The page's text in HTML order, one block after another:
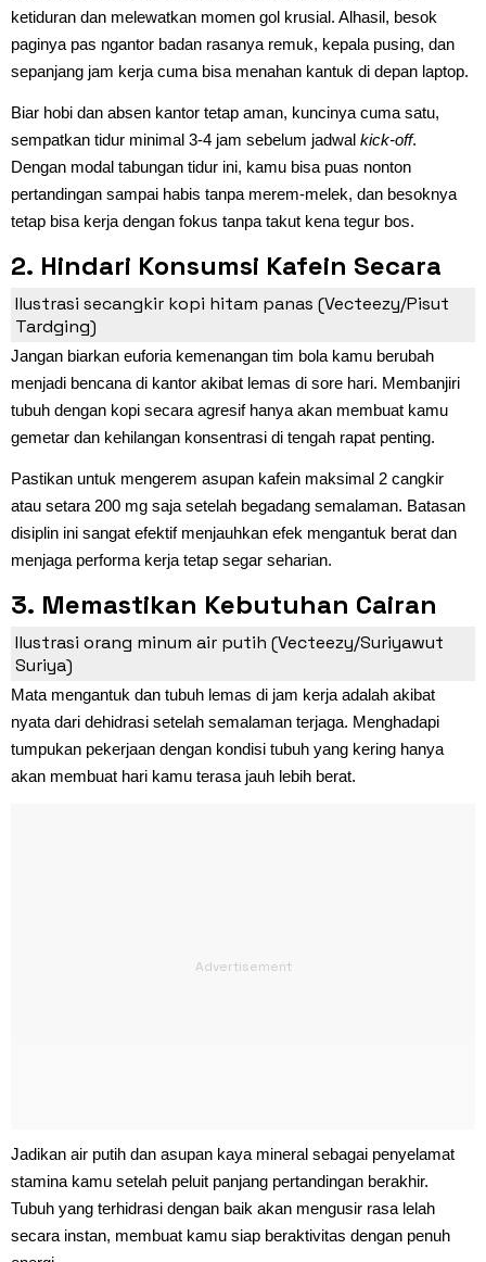
ketiduran dan melewatkan momen gol krusial. Alhasil, besok
paginya pas ngantor badan rasanya remuk, kepala pusing, dan
sepanjang jam kerja cuma bisa menahan kantuk di depan laptop.
Biar hobi dan absen kantor tetap aman, kuncinya cuma satu,
sempatkan tidur minimal 3-4 jam sebelum jadwal kick-off.
Dengan modal tabungan tidur ini, kamu bisa puas nonton
pertandingan sampai habis tanpa merem-melek, dan besoknya
tetap bisa kerja dengan fokus tanpa takut kena tegur bos.
2. Hindari Konsumsi Kafein Secara
Berlebihan
Ilustrasi secangkir kopi hitam panas (Vecteezy/Pisut
Tardging)
Jangan biarkan euforia kemenangan tim bola kamu berubah
menjadi bencana di kantor akibat lemas di sore hari. Membanjiri
tubuh dengan kopi secara agresif hanya akan membuat kamu
gemetar dan kehilangan konsentrasi di tengah rapat penting.
Pastikan untuk mengerem asupan kafein maksimal 2 cangkir
atau setara 200 mg saja setelah begadang semalaman. Batasan
disiplin ini sangat efektif menjauhkan efek mengantuk berat dan
menjaga performa kerja tetap segar seharian.
3. Memastikan Kebutuhan Cairan
Tubuh Tetap Tercukupi
Ilustrasi orang minum air putih (Vecteezy/Suriyawut
Suriya)
Mata mengantuk dan tubuh lemas di jam kerja adalah akibat
nyata dari dehidrasi setelah semalaman terjaga. Menghadapi
tumpukan pekerjaan dengan kondisi tubuh yang kering hanya
akan membuat hari kamu terasa jauh lebih berat.
Jadikan air putih dan asupan kaya mineral sebagai penyelamat
stamina kamu setelah peluit panjang pertandingan berakhir.
Tubuh yang terhidrasi dengan baik akan mengusir rasa lelah
secara instan, membuat kamu siap beraktivitas dengan penuh